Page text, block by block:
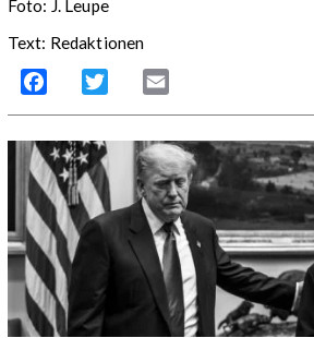
Foto: J. Leupe
Text: Redaktionen
Facebook Twitter